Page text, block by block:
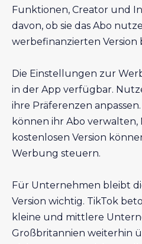
Funktionen, Creator und
davon, ob sie das Abo
werbefinanzierten Version
Die Einstellungen zur
in der App verfügbar.
ihre Präferenzen
können ihr Abo
kostenlosen Version
Werbung steuern.
Für Unternehmen bleibt
Version wichtig. TikTok
kleine und mittlere
Großbritannien weiterhin